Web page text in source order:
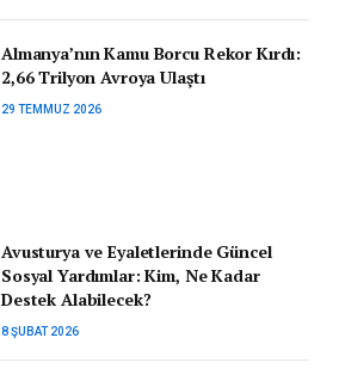
Almanya’nın Kamu Borcu Rekor Kırdı:
2,66 Trilyon Avroya Ulaştı
29 TEMMUZ 2026
Avusturya ve Eyaletlerinde Güncel
Sosyal Yardımlar: Kim, Ne Kadar
Destek Alabilecek?
8 ŞUBAT 2026